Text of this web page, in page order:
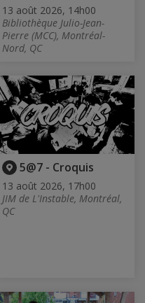
13 août 2026, 14h00
Bibliothèque Julio-Jean-
Pierre (MCC), Montréal-
Nord, QC
5@7 - Croquis
13 août 2026, 17h00
JIM de L'Instable, Montréal,
QC